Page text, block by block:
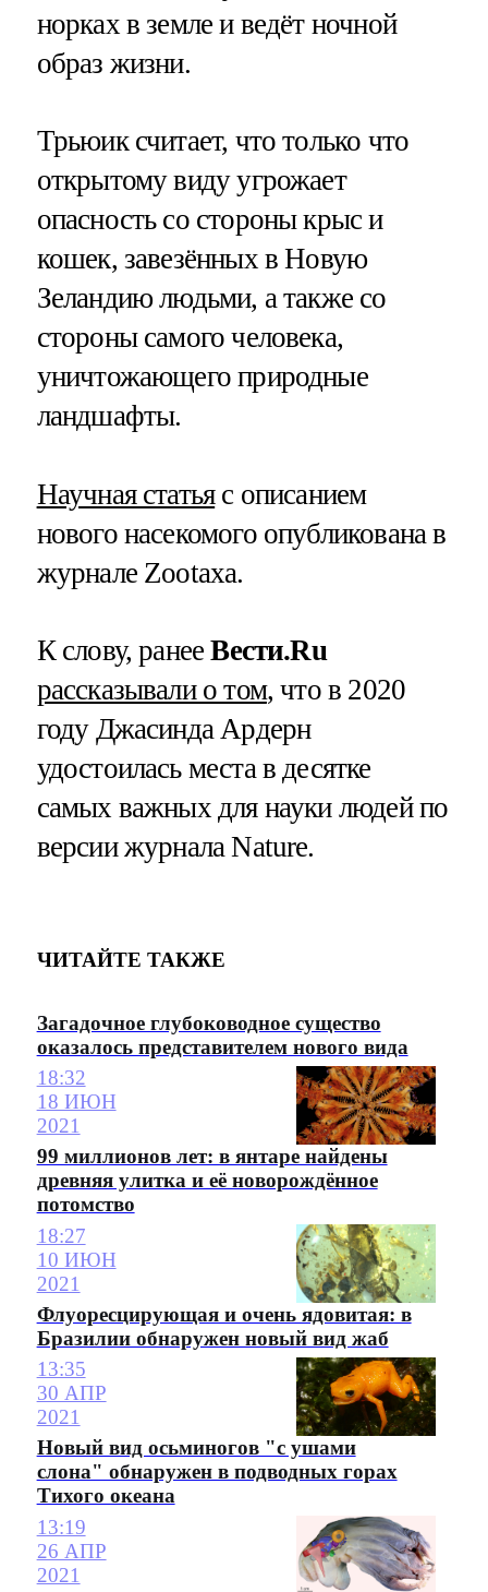
норках в земле и ведёт ночной
образ жизни.
Трьюик считает, что только что
открытому виду угрожает
опасность со стороны крыс и
кошек, завезённых в Новую
Зеландию людьми, а также со
стороны самого человека,
уничтожающего природные
ландшафты.
Научная статьяс описанием
нового насекомого опубликована в
журнале Zootaxa.
К слову, ранееВести.Ru
рассказывали о том, что в 2020
году Джасинда Ардерн
удостоилась места в десятке
самых важных для науки людей по
версии журнала Nature.
ЧИТАЙТЕ ТАКЖЕ
Загадочное глубоководное существо
оказалось представителем нового вида
18:32
18 ИЮН
2021
99 миллионов лет: в янтаре найдены
древняя улитка и её новорождённое
потомство
18:27
10 ИЮН
2021
Флуоресцирующая и очень ядовитая: в
Бразилии обнаружен новый вид жаб
13:35
30 АПР
2021
Новый вид осьминогов "с ушами
слона" обнаружен в подводных горах
Тихого океана
13:19
26 АПР
2021